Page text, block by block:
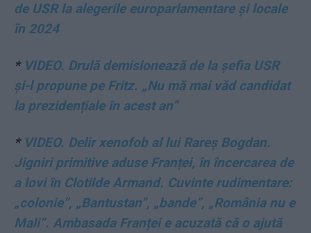
de USR la alegerile europarlamentare și locale
în 2024
* VIDEO. Drulă demisionează de la șefia USR
și-l propune pe Fritz. „Nu mă mai văd candidat
la prezidențiale în acest an”
* VIDEO. Delir xenofob al lui Rareș Bogdan.
Jigniri primitive aduse Franței, în încercarea de
a lovi în Clotilde Armand. Cuvinte rudimentare:
„colonie”, „Bantustan”, „bande”, „România nu e
Mali”. Ambasada Franței e acuzată că o ajută